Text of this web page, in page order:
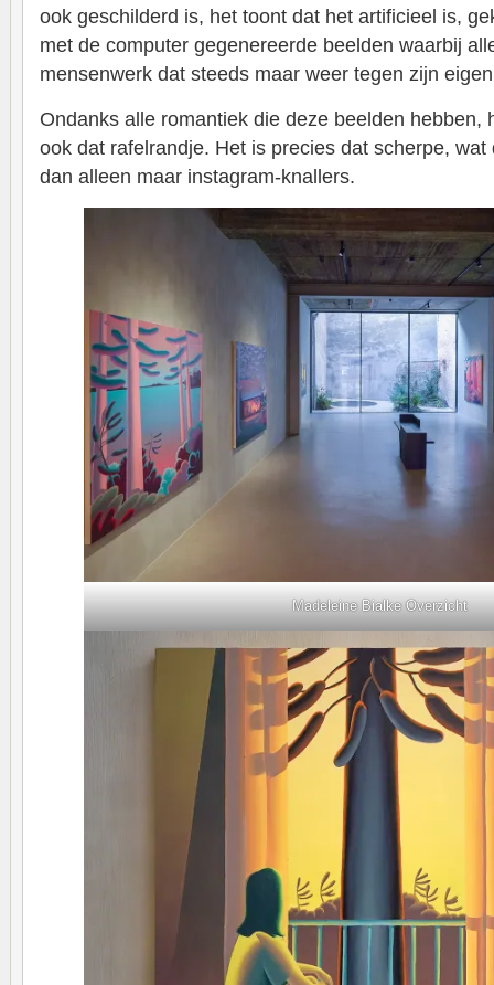
ook geschilderd is, het toont dat het artificieel is,
met de computer gegenereerde beelden waarbij
mensenwerk dat steeds maar weer tegen zijn
Ondanks alle romantiek die deze beelden hebben,
ook dat rafelrandje. Het is precies dat scherpe,
dan alleen maar instagram-knallers.
Madeleine Bialke Overzicht